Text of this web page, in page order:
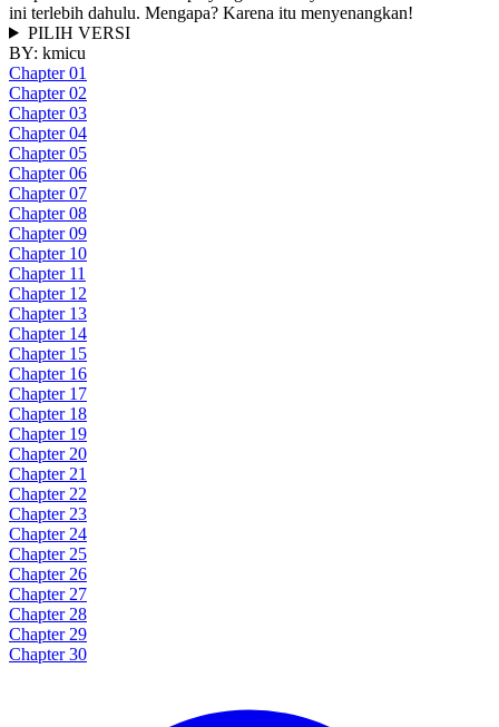
ini terlebih dahulu. Mengapa? Karena itu menyenangkan!
PILIH VERSI
BY: kmicu
Chapter 01
Chapter 02
Chapter 03
Chapter 04
Chapter 05
Chapter 06
Chapter 07
Chapter 08
Chapter 09
Chapter 10
Chapter 11
Chapter 12
Chapter 13
Chapter 14
Chapter 15
Chapter 16
Chapter 17
Chapter 18
Chapter 19
Chapter 20
Chapter 21
Chapter 22
Chapter 23
Chapter 24
Chapter 25
Chapter 26
Chapter 27
Chapter 28
Chapter 29
Chapter 30